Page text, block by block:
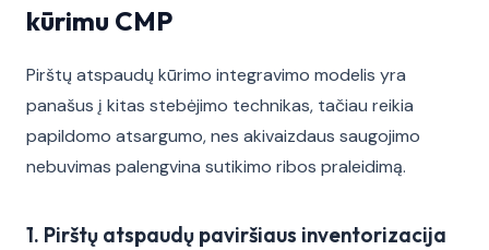
kūrimu CMP
Pirštų atspaudų kūrimo integravimo modelis yra
panašus į kitas stebėjimo technikas, tačiau reikia
papildomo atsargumo, nes akivaizdaus saugojimo
nebuvimas palengvina sutikimo ribos praleidimą.
1. Pirštų atspaudų paviršiaus inventorizacija